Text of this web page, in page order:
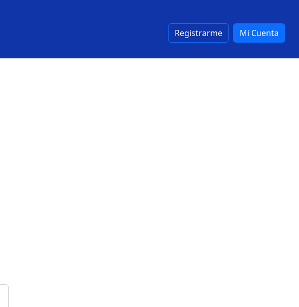
Registrarme Mi Cuenta